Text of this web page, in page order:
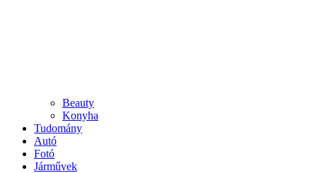
Beauty
Konyha
Tudomány
Autó
Fotó
Járművek